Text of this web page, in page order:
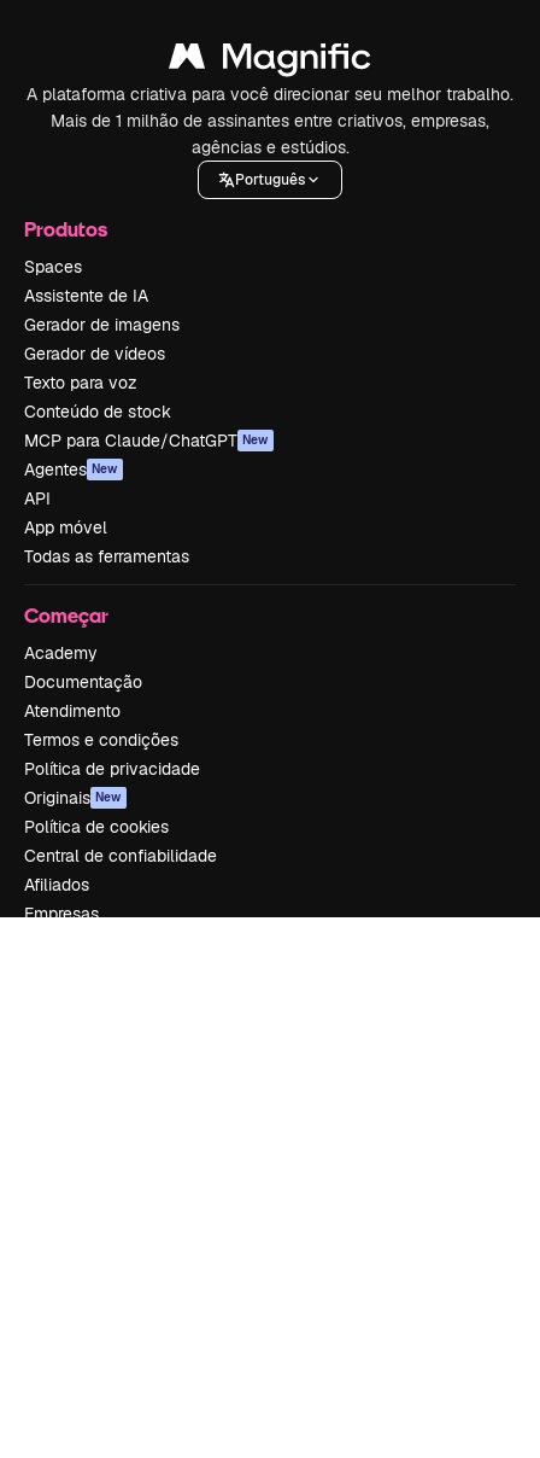
A plataforma criativa para você direcionar seu melhor trabalho.
Mais de 1 milhão de assinantes entre criativos, empresas,
agências e estúdios.
Português
Produtos
Spaces
Assistente de IA
Gerador de imagens
Gerador de vídeos
Texto para voz
Conteúdo de stock
MCP para Claude/ChatGPT New
Agentes New
API
App móvel
Todas as ferramentas
Começar
Academy
Documentação
Atendimento
Termos e condições
Política de privacidade
Originais New
Política de cookies
Central de confiabilidade
Afiliados
Empresas